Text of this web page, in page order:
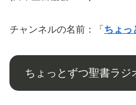
チャンネルの名前：「 ちょっ
ちょっとずつ聖書ラジ